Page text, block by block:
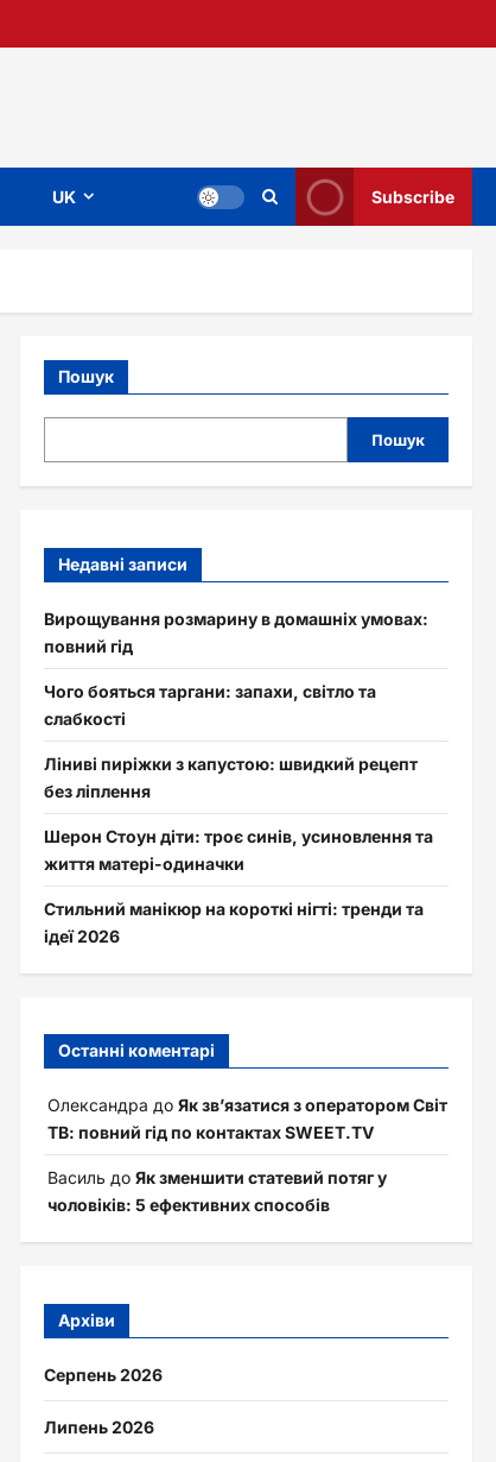
UK Subscribe
Пошук
Пошук
Недавні записи
Вирощування розмарину в домашніх умовах:
повний гід
Чого бояться таргани: запахи, світло та
слабкості
Ліниві пиріжки з капустою: швидкий рецепт
без ліплення
Шерон Стоун діти: троє синів, усиновлення та
життя матері-одиначки
Стильний манікюр на короткі нігті: тренди та
ідеї 2026
Останні коментарі
Олександра до Як зв’язатися з оператором Світ
ТВ: повний гід по контактах SWEET.TV
Василь до Як зменшити статевий потяг у
чоловіків: 5 ефективних способів
Архіви
Серпень 2026
Липень 2026